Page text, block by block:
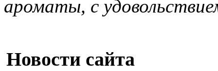
ароматы, с
Новости сайта